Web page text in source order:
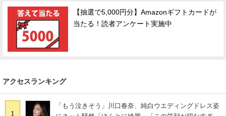
【抽選で5,000円分】Amazonギフトカードが
当たる！読者アンケート実施中
アクセスランキング
1
「もう泣きそう」川口春奈、純白ウエディングドレス姿